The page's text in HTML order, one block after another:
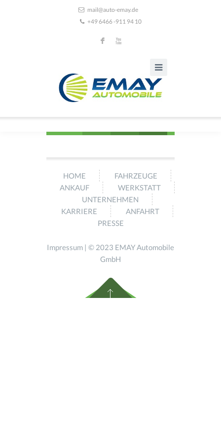
mail@auto-emay.de
+49 6466 -911 94 10
F X
HOME
FAHRZEUGE
ANKAUF
WERKSTATT
UNTERNEHMEN
KARRIERE
ANFAHRT
PRESSE
Impressum | © 2023 EMAY Automobile
GmbH